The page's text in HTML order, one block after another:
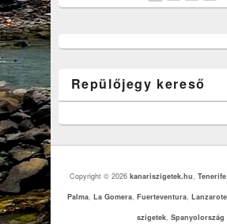
Repülőjegy kereső
Copyright © 2026kanariszigetek.hu,Tenerife
Palma, La Gomera, Fuerteventura, Lanzarote
szigetek,Spanyolország